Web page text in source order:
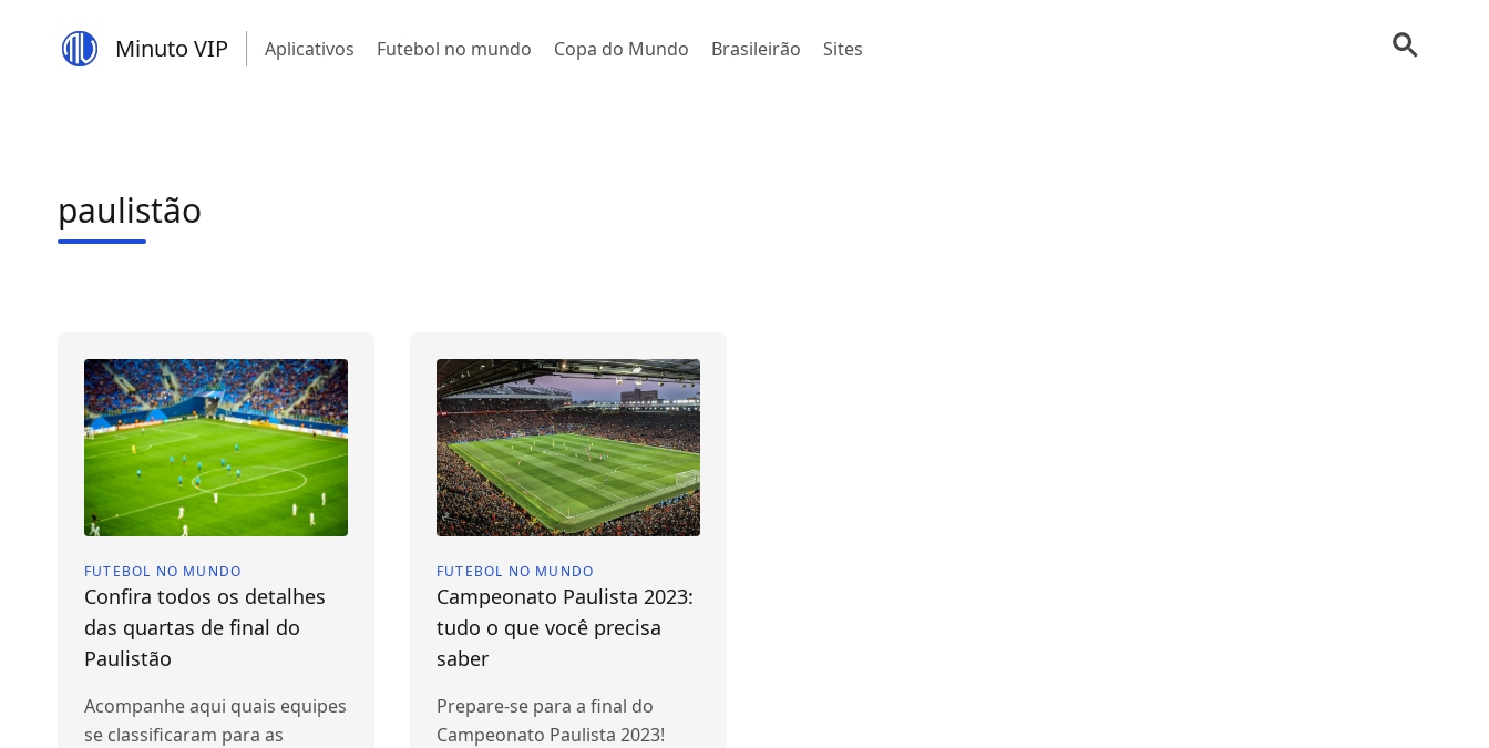
Minuto VIP Aplicativos Futebol no mundo Copa do Mundo Brasileirão Sites
paulistão
FUTEBOL NO MUNDO
Confira todos os detalhes
das quartas de final do
Paulistão
Acompanhe aqui quais equipes
se classificaram para as
FUTEBOL NO MUNDO
Campeonato Paulista 2023:
tudo o que você precisa
saber
Prepare-se para a final do
Campeonato Paulista 2023!